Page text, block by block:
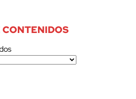
CONTENIDOS